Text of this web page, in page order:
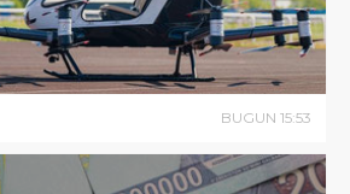
BUGUN 15:53